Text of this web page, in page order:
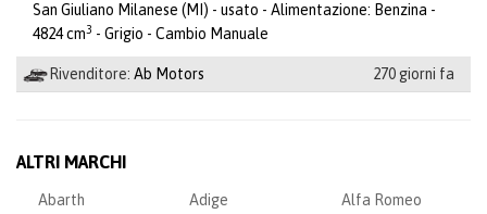
San Giuliano Milanese (MI) - usato - Alimentazione: Benzina -
4824 cm3 - Grigio - Cambio Manuale
Rivenditore: Ab Motors 270 giorni fa
ALTRI MARCHI
Abarth Adige
Alfa Romeo